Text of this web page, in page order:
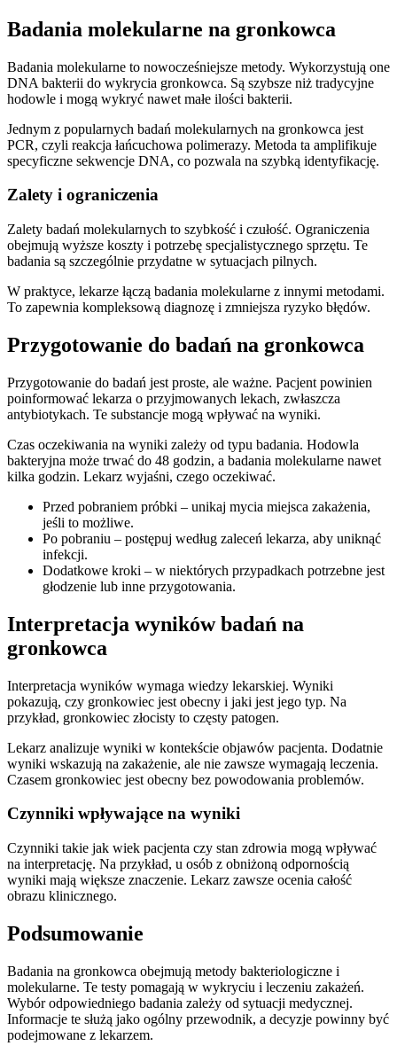
Badania molekularne na gronkowca
Badania molekularne to nowocześniejsze metody. Wykorzystują one
DNA bakterii do wykrycia gronkowca. Są szybsze niż tradycyjne
hodowle i mogą wykryć nawet małe ilości bakterii.
Jednym z popularnych badań molekularnych na gronkowca jest
PCR, czyli reakcja łańcuchowa polimerazy. Metoda ta amplifikuje
specyficzne sekwencje DNA, co pozwala na szybką identyfikację.
Zalety i ograniczenia
Zalety badań molekularnych to szybkość i czułość. Ograniczenia
obejmują wyższe koszty i potrzebę specjalistycznego sprzętu. Te
badania są szczególnie przydatne w sytuacjach pilnych.
W praktyce, lekarze łączą badania molekularne z innymi metodami.
To zapewnia kompleksową diagnozę i zmniejsza ryzyko błędów.
Przygotowanie do badań na gronkowca
Przygotowanie do badań jest proste, ale ważne. Pacjent powinien
poinformować lekarza o przyjmowanych lekach, zwłaszcza
antybiotykach. Te substancje mogą wpływać na wyniki.
Czas oczekiwania na wyniki zależy od typu badania. Hodowla
bakteryjna może trwać do 48 godzin, a badania molekularne nawet
kilka godzin. Lekarz wyjaśni, czego oczekiwać.
Przed pobraniem próbki – unikaj mycia miejsca zakażenia,
jeśli to możliwe.
Po pobraniu – postępuj według zaleceń lekarza, aby uniknąć
infekcji.
Dodatkowe kroki – w niektórych przypadkach potrzebne jest
głodzenie lub inne przygotowania.
Interpretacja wyników badań na
gronkowca
Interpretacja wyników wymaga wiedzy lekarskiej. Wyniki
pokazują, czy gronkowiec jest obecny i jaki jest jego typ. Na
przykład, gronkowiec złocisty to częsty patogen.
Lekarz analizuje wyniki w kontekście objawów pacjenta. Dodatnie
wyniki wskazują na zakażenie, ale nie zawsze wymagają leczenia.
Czasem gronkowiec jest obecny bez powodowania problemów.
Czynniki wpływające na wyniki
Czynniki takie jak wiek pacjenta czy stan zdrowia mogą wpływać
na interpretację. Na przykład, u osób z obniżoną odpornością
wyniki mają większe znaczenie. Lekarz zawsze ocenia całość
obrazu klinicznego.
Podsumowanie
Badania na gronkowca obejmują metody bakteriologiczne i
molekularne. Te testy pomagają w wykryciu i leczeniu zakażeń.
Wybór odpowiedniego badania zależy od sytuacji medycznej.
Informacje te służą jako ogólny przewodnik, a decyzje powinny być
podejmowane z lekarzem.